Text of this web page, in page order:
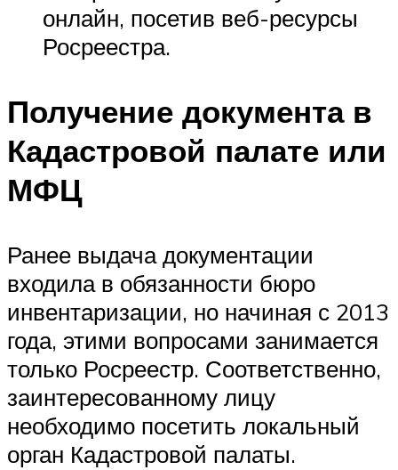
онлайн, посетив веб-ресурсы
Росреестра.
Получение документа в
Кадастровой палате или
МФЦ
Ранее выдача документации
входила в обязанности бюро
инвентаризации, но начиная с 2013
года, этими вопросами занимается
только Росреестр. Соответственно,
заинтересованному лицу
необходимо посетить локальный
орган Кадастровой палаты.